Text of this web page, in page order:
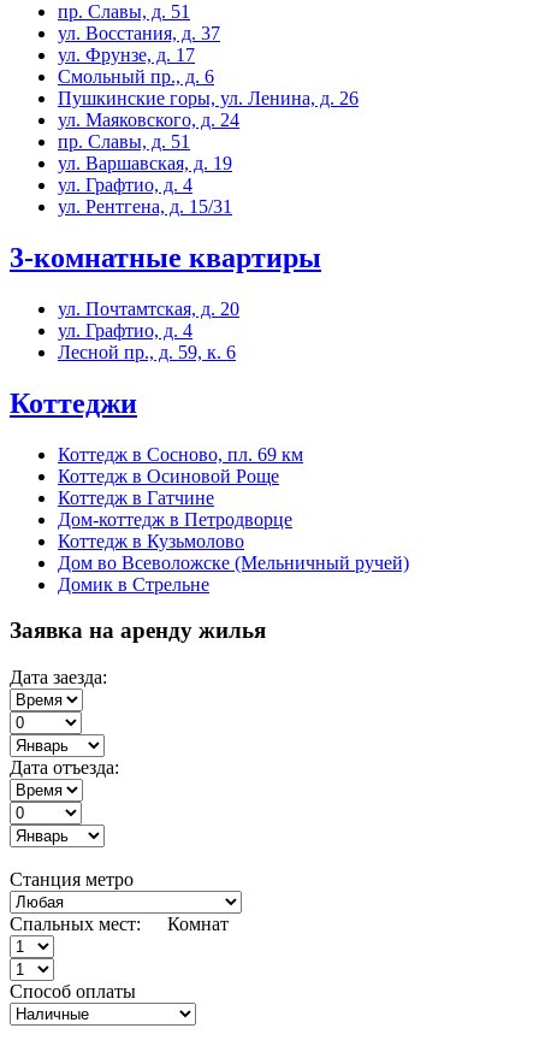
пр. Славы, д. 51
ул. Восстания, д. 37
ул. Фрунзе, д. 17
Смольный пр., д. 6
Пушкинские горы, ул. Ленина, д. 26
ул. Маяковского, д. 24
пр. Славы, д. 51
ул. Варшавская, д. 19
ул. Графтио, д. 4
ул. Рентгена, д. 15/31
3-комнатные квартиры
ул. Почтамтская, д. 20
ул. Графтио, д. 4
Лесной пр., д. 59, к. 6
Коттеджи
Коттедж в Сосново, пл. 69 км
Коттедж в Осиновой Роще
Коттедж в Гатчине
Дом-коттедж в Петродворце
Коттедж в Кузьмолово
Дом во Всеволожске (Мельничный ручей)
Домик в Стрельне
Заявка на аренду жилья
Дата заезда:
Дата отъезда:
Станция метро
Спальных мест: Комнат
Способ оплаты